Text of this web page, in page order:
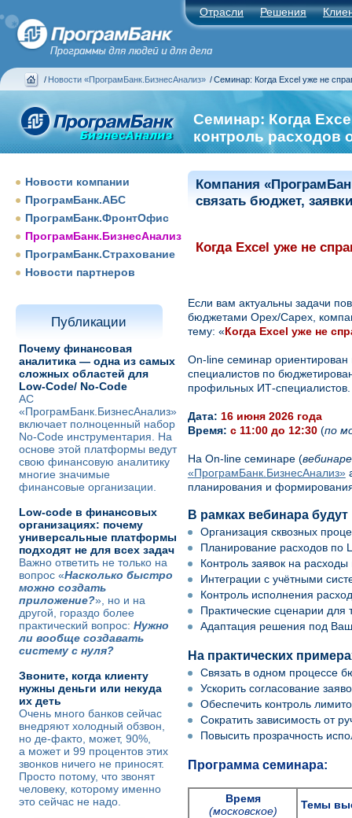
Отрасли Решения
/ Новости «ПрограмБанк.БизнесАнализ» / Семинар: Когда Excel уже не
Семинар: Когда
контроль расходов
Новости компании
ПрограмБанк.АБС
ПрограмБанк.ФронтОфис
ПрограмБанк.БизнесАнализ
ПрограмБанк.Страхование
Новости партнеров
Публикации
Почему финансовая
аналитика — одна из самых
сложных областей для
Low-Code/ No-Code
АС
«ПрограмБанк.БизнесАнализ»
включает полноценный набор
No-Code инструментария. На
основе этой платформы ведут
свою финансовую аналитику
многие значимые
финансовые организации.
Low-code в финансовых
организациях: почему
универсальные платформы
подходят не для всех задач
Важно ответить не только на
вопрос «Насколько быстро
можно создать
приложение?», но и на
другой, гораздо более
практический вопрос: Нужно
ли вообще создавать
систему с нуля?
Звоните, когда клиенту
нужны деньги или некуда
их деть
Очень много банков сейчас
внедряют холодный обзвон,
но де-факто, может, 90%,
а может и 99 процентов этих
звонков ничего не приносят.
Просто потому, что звонят
человеку, которому именно
это сейчас не надо.
Компания
связать бюджет,
Когда Excel уже не
Если вам актуальны задачи
бюджетами Opex/Capex,
тему: «Когда Excel уже не
On-line семинар
специалистов по
профильных ИТ-специалистов.
Дата: 16 июня 2026 года
Время: с 11:00 до 12:30(по
На On-line семинаре (вебинаре
«ПрограмБанк.БизнесАнализ»
планирования и
В рамках вебинара
Организация сквозных
Планирование расходов по
Контроль заявок на
Интеграции с учётными
Контроль исполнения
Практические сценарии для
Адаптация решения под
На практических
Связать в одном процессе
Ускорить согласование
Обеспечить контроль
Сократить зависимость от
Повысить прозрачность
Программа семинара:
Время
(московское)
Темы